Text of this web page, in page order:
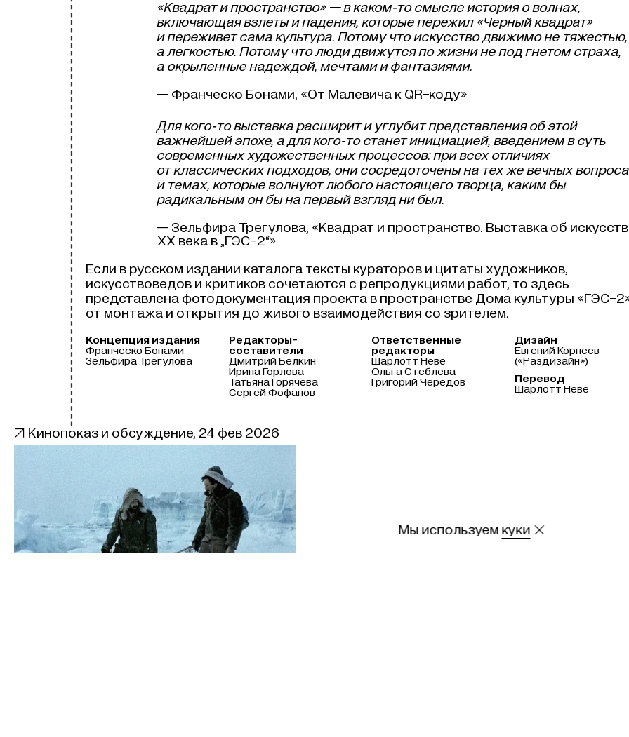
«Квадрат и пространство» — в каком‑то смысле история о волнах,
включающая взлеты и падения, которые пережил «Черный квадрат»
и переживет сама культура. Потому что искусство движимо не тяжестью,
а легкостью. Потому что люди движутся по жизни не под гнетом страха,
а окрыленные надеждой, мечтами и фантазиями.
— Франческо Бонами, «От Малевича к QR-коду»
Для кого‑то выставка расширит и углубит представления об этой
важнейшей эпохе, а для кого‑то станет инициацией, введением в суть
современных художественных процессов: при всех отличиях
от классических подходов, они сосредоточены на тех же вечных
и темах, которые волнуют любого настоящего творца, каким бы
радикальным он бы на первый взгляд ни был.
— Зельфира Трегулова, «Квадрат и пространство. Выставка об
ХХ века в „ГЭС-2“»
Если в русском издании каталога тексты кураторов и цитаты художников,
искусствоведов и критиков сочетаются с репродукциями работ, то здесь
представлена фотодокументация проекта в пространстве Дома культуры «ГЭС-2
от монтажа и открытия до живого взаимодействия со зрителем.
Концепция издания
Франческо Бонами
Зельфира Трегулова
Редакторы-
составители
Дмитрий Белкин
Ирина Горлова
Татьяна Горячева
Сергей Фофанов
Ответственные
редакторы
Шарлотт Неве
Ольга Стеблева
Григорий Чередов
Дизайн
Евгений Корнеев
(«Раздизайн»)
Перевод
Шарлотт Неве
 Кинопоказ и обсуждение, 24 фев 2026
Мы используем куки 